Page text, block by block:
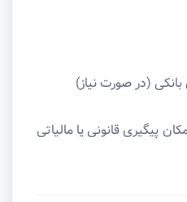
(در صورت نیاز)
پیگیری قانونی یا مالیاتی